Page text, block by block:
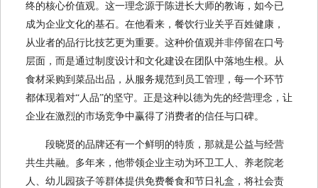
终的核心价值观。这一理念源于陈进长大师的教诲，如今已
成为企业文化的基石。在他看来，餐饮行业关乎百姓健康，
从业者的品行比技艺更为重要。这种价值观并非停留在口号
层面，而是通过制度设计和文化建设在团队中落地生根。从
食材采购到菜品出品，从服务规范到员工管理，每一个环节
都体现着对“人品”的坚守。正是这种以德为先的经营理念，让
企业在激烈的市场竞争中赢得了消费者的信任与口碑。
段晓贤的品牌还有一个鲜明的特质，那就是公益与经营
共生共融。多年来，他带领企业主动为环卫工人、养老院老
人、幼儿园孩子等群体提供免费餐食和节日礼盒，将社会责